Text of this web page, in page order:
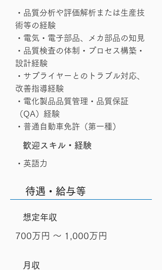
・品質分析や評価解析または生産技
術等の経験
・電気・電子部品、メカ部品の知見
・品質検査の体制・プロセス構築・
設計経験
・サプライヤーとのトラブル対応、
改善指導経験
・電化製品品質管理・品質保証
（QA）経験
・普通自動車免許（第一種）
歓迎スキル・経験
・英語力
待遇・給与等
想定年収
700万円 〜 1,000万円
月収